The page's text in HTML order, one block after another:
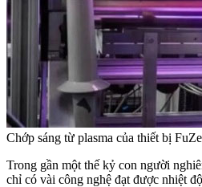
Chớp sáng từ plasma của thiết bị
Trong gần một thế kỷ con người
chỉ có vài công nghệ đạt được nhiệt